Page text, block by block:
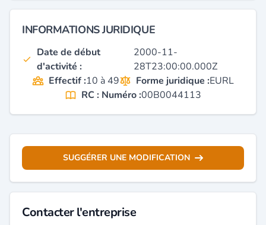
INFORMATIONS JURIDIQUE
Date de début
d'activité :
2000-11-
28T23:00:00.000Z
Effectif :10 à 49 Forme juridique :EURL
RC : Numéro :00B0044113
SUGGÉRER UNE MODIFICATION
Contacter l'entreprise